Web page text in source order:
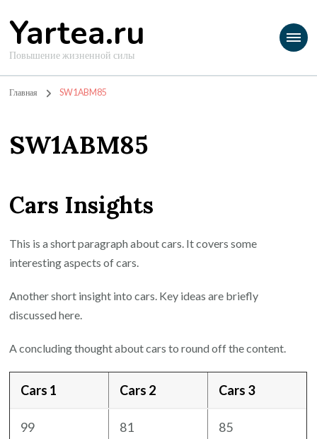
Yartea.ru
Повышение жизненной силы
Главная SW1ABM85
SW1ABM85
Cars Insights
This is a short paragraph about cars. It covers some
interesting aspects of cars.
Another short insight into cars. Key ideas are briefly
discussed here.
A concluding thought about cars to round off the content.
Cars 1 Cars 2 Cars 3
99 81 85